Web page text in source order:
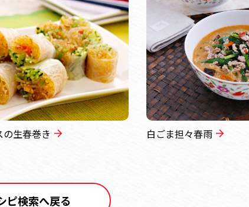
生春巻き 白ごま担々春雨
ピ検索へ戻る